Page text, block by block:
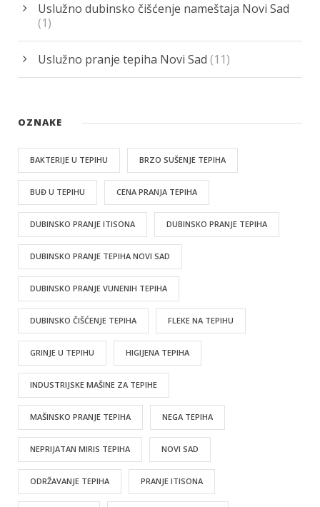
Uslužno dubinsko čišćenje nameštaja Novi Sad
(1)
Uslužno pranje tepiha Novi Sad (11)
OZNAKE
BAKTERIJE U TEPIHU BRZO SUŠENJE TEPIHA
BUĐ U TEPIHU CENA PRANJA TEPIHA
DUBINSKO PRANJE ITISONA DUBINSKO PRANJE TEPIHA
DUBINSKO PRANJE TEPIHA NOVI SAD
DUBINSKO PRANJE VUNENIH TEPIHA
DUBINSKO ČIŠĆENJE TEPIHA FLEKE NA TEPIHU
GRINJE U TEPIHU HIGIJENA TEPIHA
INDUSTRIJSKE MAŠINE ZA TEPIHE
MAŠINSKO PRANJE TEPIHA NEGA TEPIHA
NEPRIJATAN MIRIS TEPIHA NOVI SAD
ODRŽAVANJE TEPIHA PRANJE ITISONA